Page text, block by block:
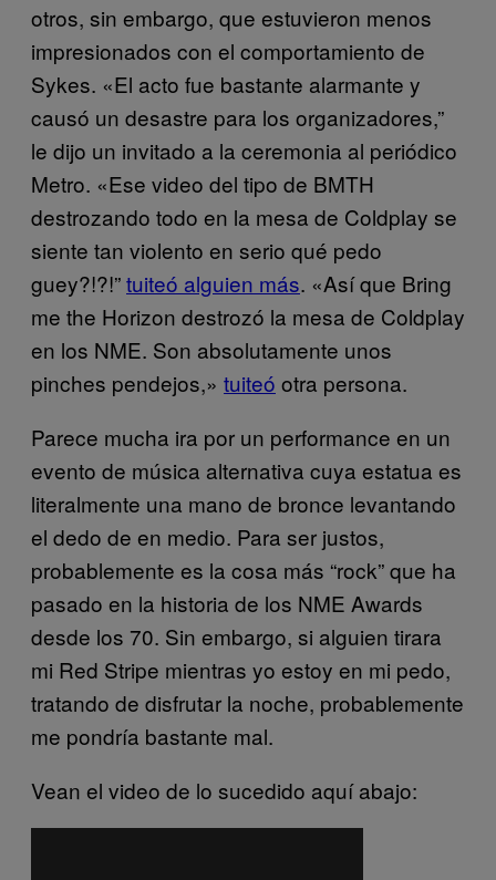
otros, sin embargo, que estuvieron menos
impresionados con el comportamiento de
Sykes. «El acto fue bastante alarmante y
causó un desastre para los organizadores,”
le dijo un invitado a la ceremonia al periódico
Metro. «Ese video del tipo de BMTH
destrozando todo en la mesa de Coldplay se
siente tan violento en serio qué pedo
guey?!?!”tuiteó alguien más. «Así que Bring
me the Horizon destrozó la mesa de Coldplay
en los NME. Son absolutamente unos
pinches pendejos,» tuiteó otra persona.
Parece mucha ira por un performance en un
evento de música alternativa cuya estatua es
literalmente una mano de bronce levantando
el dedo de en medio. Para ser justos,
probablemente es la cosa más “rock” que ha
pasado en la historia de los NME Awards
desde los 70. Sin embargo, si alguien tirara
mi Red Stripe mientras yo estoy en mi pedo,
tratando de disfrutar la noche, probablemente
me pondría bastante mal.
Vean el video de lo sucedido aquí abajo: